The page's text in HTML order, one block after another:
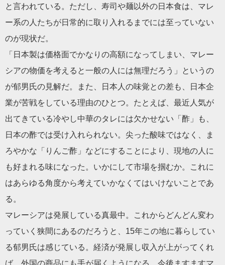
と言われている。ただし、寿司や麺以外の日本食は、マレ
ー系の人たちが日常的に取り入れるまでには至っていない
のが現状だ。
「日本製は価格面でかなりの高額になってしまい、マレー
シアの物価を考えると一般の人には無理だろう」というの
が郁男氏の見解だ。また、日本人の味覚との差も、日本企
業が苦戦をしている理由のひとつ。たとえば、最近人気が
出てきている冷やし中華のタレには欠かせない「酢」も、
日本の酢では受け入れられない。尖った酸味ではなく、ま
ろやかな「りんご酢」などにすることにより、現地の人に
も好まれる味になった。いかにして市場を掴むか。これに
はあらゆる角度から考えていかなくてはいけないことであ
る。
マレーシアは発展している真最中。これからどんどん変わ
っていく狭間にあるのだろうと、15年この地に暮らしてい
る郁男氏は感じている。経済が発展し収入が上がってくれ
ば、外国の商品にも手が届くようになる。今後ますますマ